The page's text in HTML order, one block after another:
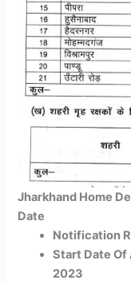
Jharkhand Home
Date
Notification
Start Date Of
2023